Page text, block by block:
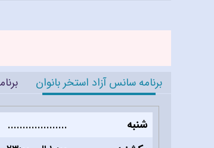
برنامه سانس آزاد استخر بانوان
شنبه
....................